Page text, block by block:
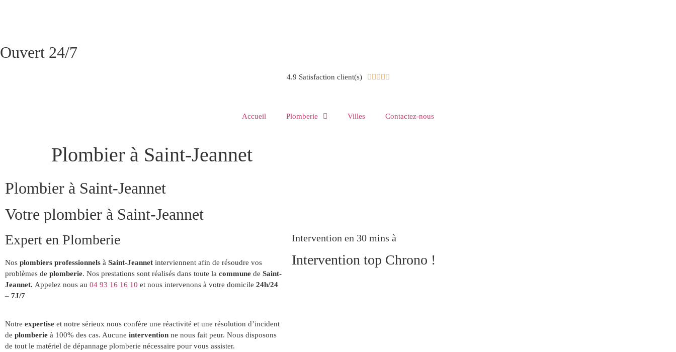
Ouvert 24/7
4.9 Satisfaction client(s)     
Accueil Plomberie Villes Contactez-nous
Plombier à Saint-Jeannet
Plombier à Saint-Jeannet
Votre plombier à Saint-Jeannet
Expert en Plomberie
Nos plombiers professionnels à Saint-Jeannet interviennent afin de résoudre vos
problèmes de plomberie. Nos prestations sont réalisés dans toute la commune de Saint-
Jeannet. Appelez nous au 04 93 16 16 10 et nous intervenons à votre domicile 24h/24
– 7J/7
Notre expertise et notre sérieux nous confère une réactivité et une résolution d’incident
de plomberie à 100% des cas. Aucune intervention ne nous fait peur. Nous disposons
de tout le matériel de dépannage plomberie nécessaire pour vous assister.
Intervention en 30 mins à
Intervention top Chrono !